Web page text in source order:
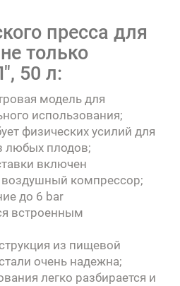
пресса для
только
50 л:
модель для
использования;
физических усилий для
любых плодов;
включен
воздушный компрессор;
до 6 bar
встроенным
из пищевой
очень надежна;
легко разбирается и